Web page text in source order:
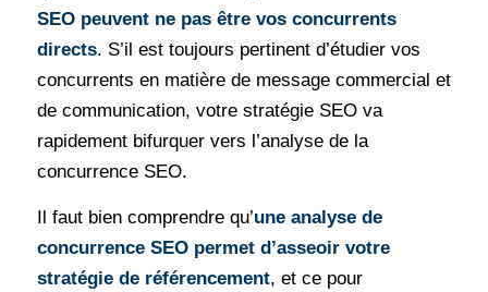
SEO peuvent ne pas être vos concurrents
directs. S’il est toujours pertinent d’étudier vos
concurrents en matière de message commercial et
de communication, votre stratégie SEO va
rapidement bifurquer vers l’analyse de la
concurrence SEO.
Il faut bien comprendre qu’une analyse de
concurrence SEO permet d’asseoir votre
stratégie de référencement, et ce pour